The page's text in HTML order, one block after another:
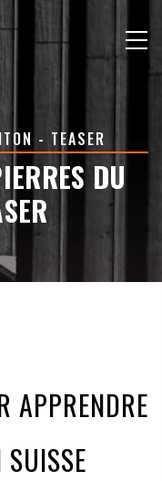
- TEASER
DU
APPRENDRE